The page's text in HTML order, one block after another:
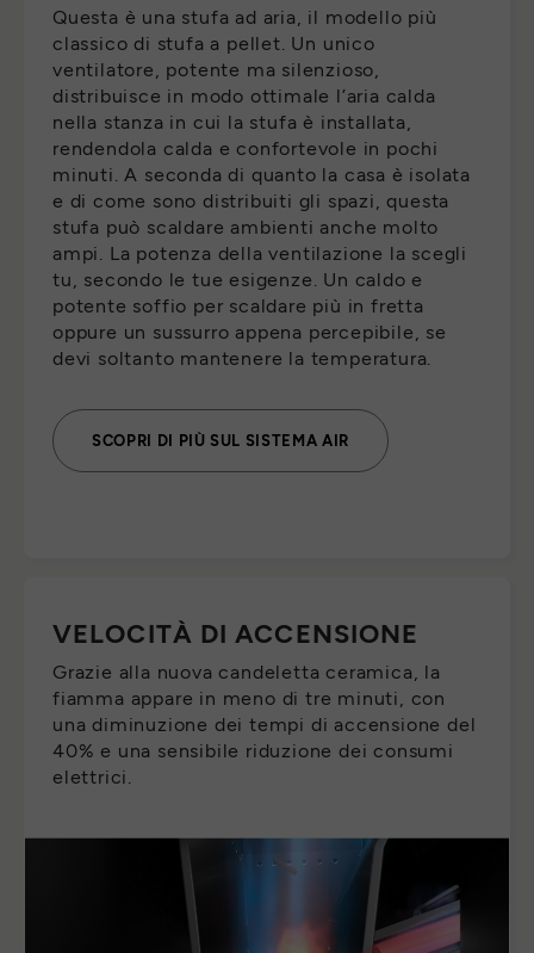
Questa è una stufa ad aria, il modello più
classico di stufa a pellet. Un unico
ventilatore, potente ma silenzioso,
distribuisce in modo ottimale l’aria calda
nella stanza in cui la stufa è installata,
rendendola calda e confortevole in pochi
minuti. A seconda di quanto la casa è isolata
e di come sono distribuiti gli spazi, questa
stufa può scaldare ambienti anche molto
ampi. La potenza della ventilazione la scegli
tu, secondo le tue esigenze. Un caldo e
potente soffio per scaldare più in fretta
oppure un sussurro appena percepibile, se
devi soltanto mantenere la temperatura.
SCOPRI DI PIÙ SUL SISTEMA AIR
VELOCITÀ DI ACCENSIONE
Grazie alla nuova candeletta ceramica, la
fiamma appare in meno di tre minuti, con
una diminuzione dei tempi di accensione del
40% e una sensibile riduzione dei consumi
elettrici.